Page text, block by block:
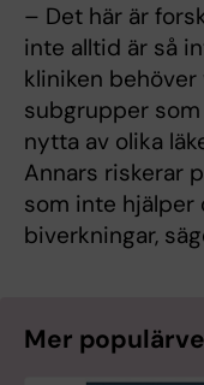
– Det här är
inte alltid är så
kliniken
subgrupper
nytta av olika
Annars riskerar
som inte hjälper
biverkningar,
Mer